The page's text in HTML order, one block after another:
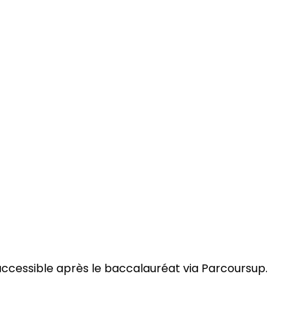
après le baccalauréat via Parcoursup.